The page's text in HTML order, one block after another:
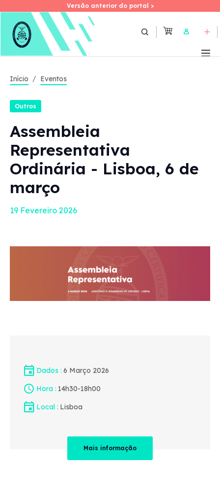
Skip
Versão anterior do portal >
Versão anterior do portal >
User
Início Eventos
Outros
Assembleia
Representativa
Ordinária - Lisboa, 6 de
março
19 Fevereiro 2026
Dados 6 Março 2026
Hora 14h30-18h00
Local Lisboa
Mais informação